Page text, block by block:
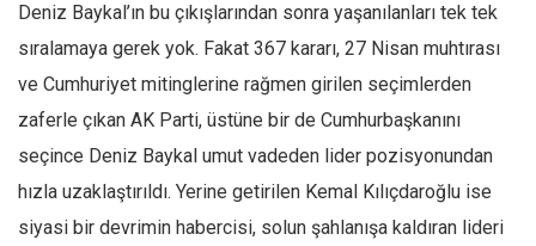
Deniz Baykal’ın bu çıkışlarından sonra yaşanılanları tek tek
sıralamaya gerek yok. Fakat 367 kararı, 27 Nisan muhtırası
ve Cumhuriyet mitinglerine rağmen girilen seçimlerden
zaferle çıkan AK Parti, üstüne bir de Cumhurbaşkanını
seçince Deniz Baykal umut vadeden lider pozisyonundan
hızla uzaklaştırıldı. Yerine getirilen Kemal Kılıçdaroğlu ise
siyasi bir devrimin habercisi, solun şahlanışa kaldıran lideri